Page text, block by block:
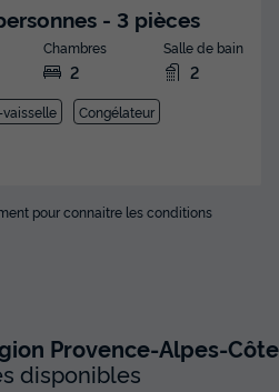
- 3 pièces
Chambres
2
Salle de bain
2
vaisselle
Congélateur
pour connaitre les conditions
Provence-Alpes-Côte
disponibles